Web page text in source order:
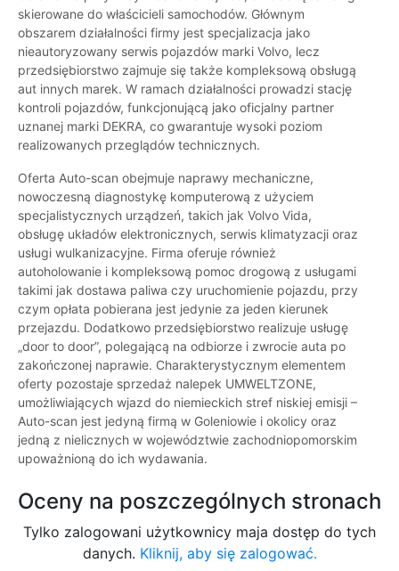
skierowane do właścicieli samochodów. Głównym
obszarem działalności firmy jest specjalizacja jako
nieautoryzowany serwis pojazdów marki Volvo, lecz
przedsiębiorstwo zajmuje się także kompleksową obsługą
aut innych marek. W ramach działalności prowadzi stację
kontroli pojazdów, funkcjonującą jako oficjalny partner
uznanej marki DEKRA, co gwarantuje wysoki poziom
realizowanych przeglądów technicznych.
Oferta Auto-scan obejmuje naprawy mechaniczne,
nowoczesną diagnostykę komputerową z użyciem
specjalistycznych urządzeń, takich jak Volvo Vida,
obsługę układów elektronicznych, serwis klimatyzacji oraz
usługi wulkanizacyjne. Firma oferuje również
autoholowanie i kompleksową pomoc drogową z usługami
takimi jak dostawa paliwa czy uruchomienie pojazdu, przy
czym opłata pobierana jest jedynie za jeden kierunek
przejazdu. Dodatkowo przedsiębiorstwo realizuje usługę
„door to door”, polegającą na odbiorze i zwrocie auta po
zakończonej naprawie. Charakterystycznym elementem
oferty pozostaje sprzedaż nalepek UMWELTZONE,
umożliwiających wjazd do niemieckich stref niskiej emisji –
Auto-scan jest jedyną firmą w Goleniowie i okolicy oraz
jedną z nielicznych w województwie zachodniopomorskim
upoważnioną do ich wydawania.
Oceny na poszczególnych stronach
Tylko zalogowani użytkownicy maja dostęp do tych
danych. Kliknij, aby się zalogować.